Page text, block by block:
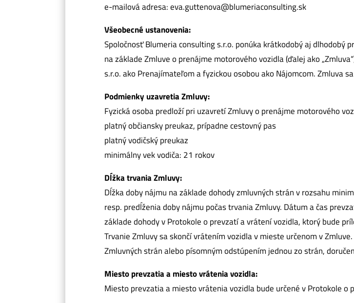
e-mailová adresa: eva.guttenova@blumeriaconsulting.sk
Všeobecné ustanovenia:
Spoločnosť Blumeria consulting s.r.o. ponúka krátkodobý aj dlhodobý
na základe Zmluve o prenájme motorového vozidla (ďalej ako
s.r.o. ako Prenajímateľom a fyzickou osobou ako Nájomcom. Zmluva
Podmienky uzavretia Zmluvy:
Fyzická osoba predloží pri uzavretí Zmluvy o prenájme motorového
platný občiansky preukaz, prípadne cestovný pas
platný vodičský preukaz
minimálny vek vodiča: 21 rokov
Dĺžka trvania Zmluvy:
Dĺžka doby nájmu na základe dohody zmluvných strán v rozsahu
resp. predĺženia doby nájmu počas trvania Zmluvy. Dátum a čas
základe dohody v Protokole o prevzatí a vrátení vozidla, ktorý bude
Trvanie Zmluvy sa skončí vrátením vozidla v mieste určenom v
Zmluvných strán alebo písomným odstúpením jednou zo strán,
Miesto prevzatia a miesto vrátenia vozidla:
Miesto prevzatia a miesto vrátenia vozidla bude určené v Protokole